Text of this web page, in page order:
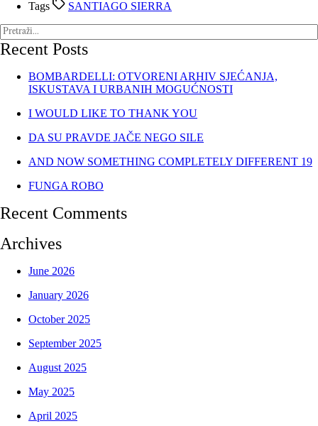
Tags SANTIAGO SIERRA
Recent Posts
BOMBARDELLI: OTVORENI ARHIV SJEĆANJA,
ISKUSTAVA I URBANIH MOGUĆNOSTI
I WOULD LIKE TO THANK YOU
DA SU PRAVDE JAČE NEGO SILE
AND NOW SOMETHING COMPLETELY DIFFERENT 19
FUNGA ROBO
Recent Comments
Archives
June 2026
January 2026
October 2025
September 2025
August 2025
May 2025
April 2025